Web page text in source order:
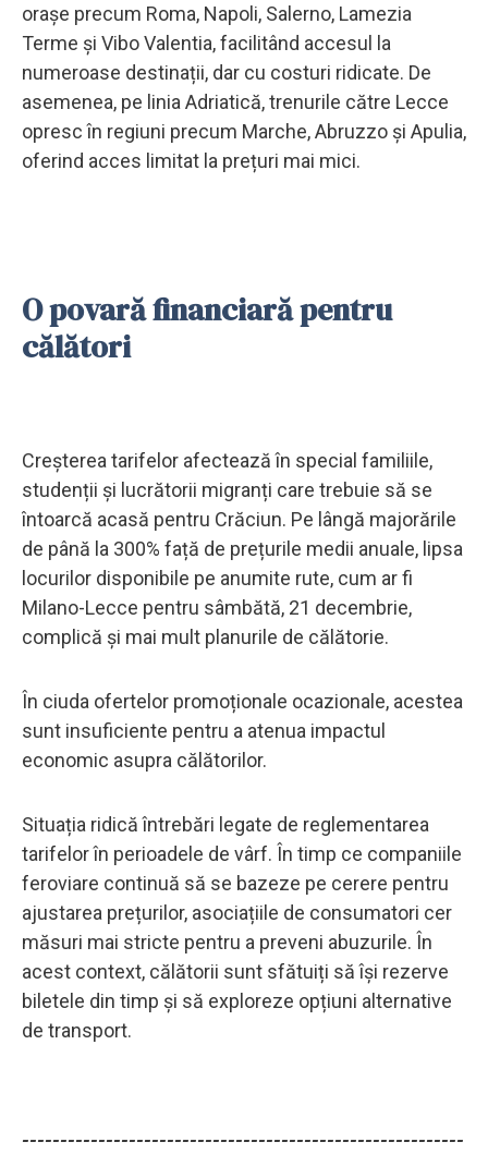
orașe precum Roma, Napoli, Salerno, Lamezia
Terme și Vibo Valentia, facilitând accesul la
numeroase destinații, dar cu costuri ridicate. De
asemenea, pe linia Adriatică, trenurile către Lecce
opresc în regiuni precum Marche, Abruzzo și Apulia,
oferind acces limitat la prețuri mai mici.
O povară financiară pentru
călători
Creșterea tarifelor afectează în special familiile,
studenții și lucrătorii migranți care trebuie să se
întoarcă acasă pentru Crăciun. Pe lângă majorările
de până la 300% față de prețurile medii anuale, lipsa
locurilor disponibile pe anumite rute, cum ar fi
Milano-Lecce pentru sâmbătă, 21 decembrie,
complică și mai mult planurile de călătorie.
În ciuda ofertelor promoționale ocazionale, acestea
sunt insuficiente pentru a atenua impactul
economic asupra călătorilor.
Situația ridică întrebări legate de reglementarea
tarifelor în perioadele de vârf. În timp ce companiile
feroviare continuă să se bazeze pe cerere pentru
ajustarea prețurilor, asociațiile de consumatori cer
măsuri mai stricte pentru a preveni abuzurile. În
acest context, călătorii sunt sfătuiți să își rezerve
biletele din timp și să exploreze opțiuni alternative
de transport.
----------------------------------------------------------